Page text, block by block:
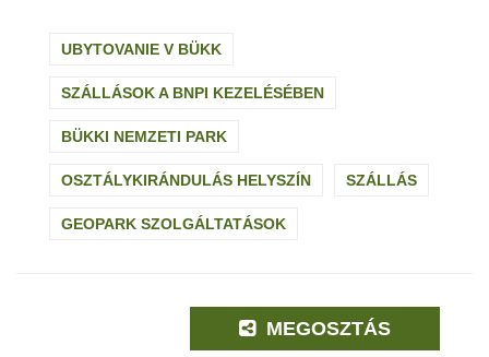
UBYTOVANIE V BÜKK
SZÁLLÁSOK A BNPI KEZELÉSÉBEN
BÜKKI NEMZETI PARK
OSZTÁLYKIRÁNDULÁS HELYSZÍN SZÁLLÁS
GEOPARK SZOLGÁLTATÁSOK
MEGOSZTÁS